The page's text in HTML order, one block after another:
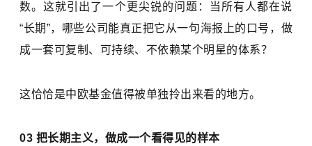
数。这就引出了一个更尖锐的问题：当所有人都在说
“长期”，哪些公司能真正把它从一句海报上的口号，做
成一套可复制、可持续、不依赖某个明星的体系？
这恰恰是中欧基金值得被单独拎出来看的地方。
03 把长期主义，做成一个看得见的样本